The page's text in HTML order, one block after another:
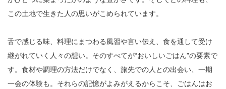
この土地で生きた人の思いがこめられています。
舌で感じる味、料理にまつわる風習や言い伝え、食を通して受け
継がれていく人々の想い。そのすべてが“おいしいごはん”の要素で
す。食材や調理の方法だけでなく、旅先での人との出会い、一期
一会の体験も。それらの記憶がよみがえるからこそ、ごはんはお